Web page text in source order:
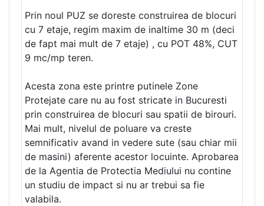
Prin noul PUZ se doreste construirea de blocuri
cu 7 etaje, regim maxim de inaltime 30 m (deci
de fapt mai mult de 7 etaje) , cu POT 48%, CUT
9 mc/mp teren.
Acesta zona este printre putinele Zone
Protejate care nu au fost stricate in Bucuresti
prin construirea de blocuri sau spatii de birouri.
Mai mult, nivelul de poluare va creste
semnificativ avand in vedere sute (sau chiar mii
de masini) aferente acestor locuinte. Aprobarea
de la Agentia de Protectia Mediului nu contine
un studiu de impact si nu ar trebui sa fie
valabila.